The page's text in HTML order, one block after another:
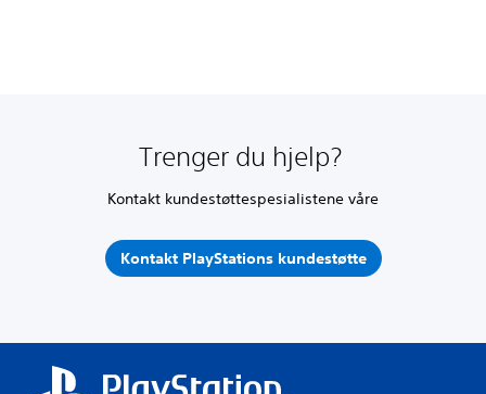
Trenger du hjelp?
Kontakt kundestøttespesialistene våre
Kontakt PlayStations kundestøtte